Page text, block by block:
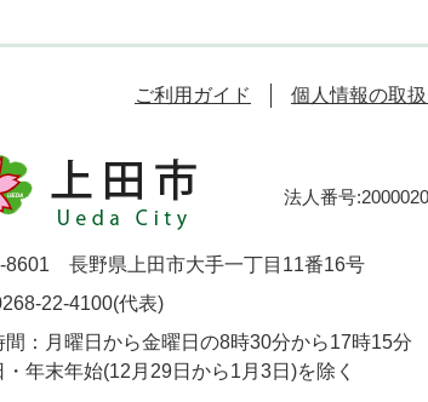
ご利用ガイド 個人情報の取
法人番号
8601 長野県上田市大手一丁目11番16号
22-4100(代表)
間：月曜日から金曜日の8時30分から17時15分
年末年始(12月29日から1月3日)を除く